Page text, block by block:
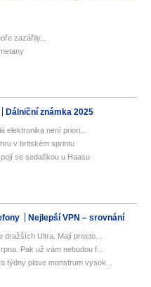
zazářily...
Dálniční známka 2025
elektronika není priori...
v britském sprintu
se sedačkou u Haasu
Nejlepší VPN – srovnání
dražších Ultra. Mají prosto...
Pak už vám nebudou f...
týdny plave monstrum vysok...